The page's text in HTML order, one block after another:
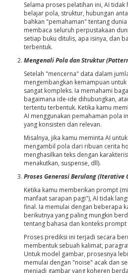
Selama proses pelatihan ini, AI
belajar pola, struktur, hubungan
bahkan "pemahaman" tentang
membaca seluruh perpustakaan
setiap buku ditulis, apa isinya, dan
terbentuk.
Mengenali Pola dan Struktur
Setelah "mencerna" data dalam
mengembangkan kemampuan
sangat kompleks. Ia memahami
bagaimana ide-ide dihubungkan,
tertentu terbentuk. Ketika kamu
AI menggunakan pemahaman pola
yang konsisten dan relevan.
Misalnya, jika kamu meminta AI
mengambil pola dari ribuan cerita
menghasilkan teks dengan
menakutkan, suspense, dll).
Proses Generasi Berulang (Iterative
Ketika kamu memberikan prompt
manfaat sarapan pagi"), AI tidak
final. Ia memulai dengan beberapa
berikutnya yang paling mungkin
tentang bahasa dan konteks prompt
Proses prediksi ini terjadi secara
membentuk sebuah kalimat,
Untuk model gambar, prosesnya
memulai dengan "noise" acak dan
menjadi gambar yang koheren